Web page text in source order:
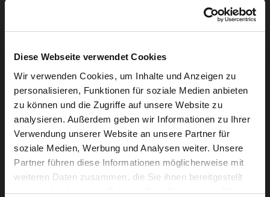
Diese Webseite verwendet Cookies
Wir verwenden Cookies, um Inhalte und Anzeigen zu
personalisieren, Funktionen für soziale Medien anbieten
zu können und die Zugriffe auf unsere Website zu
analysieren. Außerdem geben wir Informationen zu Ihrer
Verwendung unserer Website an unsere Partner für
soziale Medien, Werbung und Analysen weiter. Unsere
Partner führen diese Informationen möglicherweise mit
weiteren Daten zusammen, die Sie ihnen bereitgestellt
haben oder die sie im Rahmen Ihrer Nutzung der Dienste
volontiers dans des tonalités majeures, des
tons solaires avec des sentiments proche
voyage en 88 touches j’ai également choisi
quelques petites perles silencieuses de mon
sosie musical, le compositeur Catalan
Federico Mompou…(J.-C. Renault)
Le programme complet des Piano Days:
SAMEDI, 16.02.19